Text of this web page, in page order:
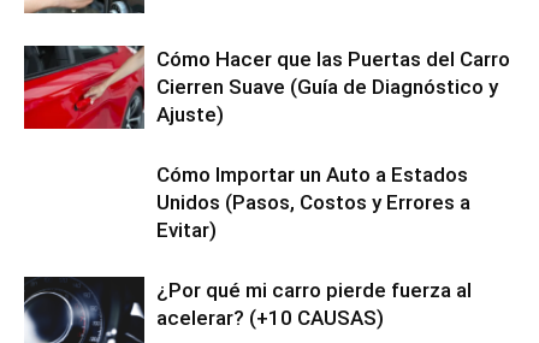
Cómo Hacer que las Puertas del Carro
Cierren Suave (Guía de Diagnóstico y
Ajuste)
Cómo Importar un Auto a Estados
Unidos (Pasos, Costos y Errores a
Evitar)
¿Por qué mi carro pierde fuerza al
acelerar? (+10 CAUSAS)